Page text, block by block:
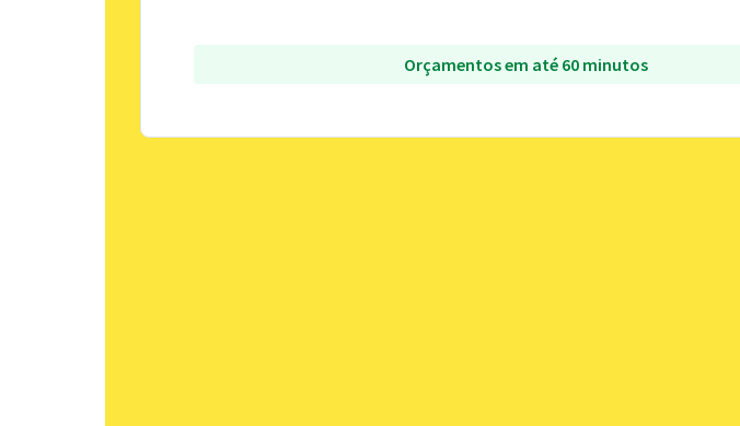
Orçamentos em até 60 minutos